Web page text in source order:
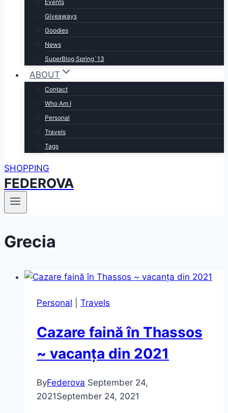
Events
Giveaways
Goodies
News
SuperBlog Spring`13
ABOUT
Contact
Who Am I
Personal
Travels
Tags
SHOPPING
FEDEROVA
Grecia
Personal Travels
Cazare faină în Thassos
~ vacanța din 2021
ByFederova September 24,
2021September 24, 2021